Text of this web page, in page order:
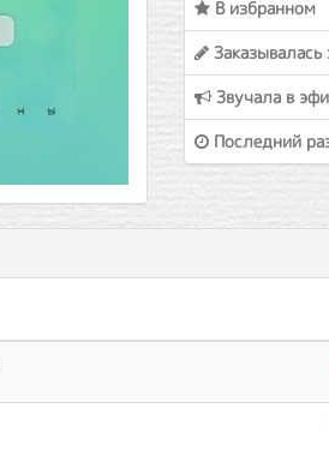
В избранном
Звучала в
Последний